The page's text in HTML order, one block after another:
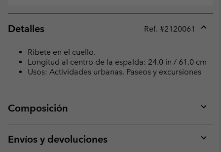
Detalles Ref. #2120061
Ribete en el cuello.
Longitud al centro de la espalda: 24.0 in / 61.0 cm
Usos: Actividades urbanas, Paseos y excursiones
Composición
or
Envíos y devoluciones